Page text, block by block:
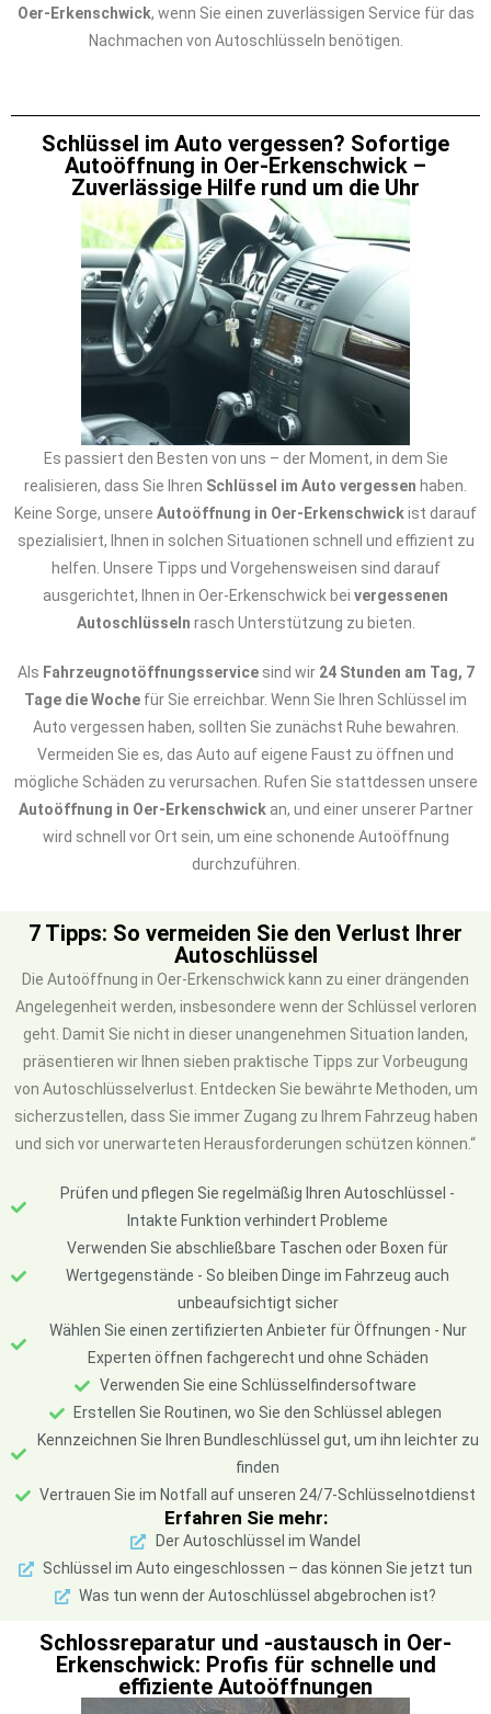
Oer-Erkenschwick, wenn Sie einen zuverlässigen Service für das
Nachmachen von Autoschlüsseln benötigen.
Schlüssel im Auto vergessen? Sofortige
Autoöffnung in Oer-Erkenschwick –
Zuverlässige Hilfe rund um die Uhr
Es passiert den Besten von uns – der Moment, in dem Sie
realisieren, dass Sie Ihren Schlüssel im Auto vergessen haben.
Keine Sorge, unsere Autoöffnung in Oer-Erkenschwickist darauf
spezialisiert, Ihnen in solchen Situationen schnell und effizient zu
helfen. Unsere Tipps und Vorgehensweisen sind darauf
ausgerichtet, Ihnen in Oer-Erkenschwick bei vergessenen
Autoschlüsseln rasch Unterstützung zu bieten.
Als Fahrzeugnotöffnungsservicesind wir 24 Stunden am Tag, 7
Tage die Woche für Sie erreichbar. Wenn Sie Ihren Schlüssel im
Auto vergessen haben, sollten Sie zunächst Ruhe bewahren.
Vermeiden Sie es, das Auto auf eigene Faust zu öffnen und
mögliche Schäden zu verursachen. Rufen Sie stattdessen unsere
Autoöffnung in Oer-Erkenschwickan, und einer unserer Partner
wird schnell vor Ort sein, um eine schonende Autoöffnung
durchzuführen.
7 Tipps: So vermeiden Sie den Verlust Ihrer
Autoschlüssel
Die Autoöffnung in Oer-Erkenschwick kann zu einer drängenden
Angelegenheit werden, insbesondere wenn der Schlüssel verloren
geht. Damit Sie nicht in dieser unangenehmen Situation landen,
präsentieren wir Ihnen sieben praktische Tipps zur Vorbeugung
von Autoschlüsselverlust. Entdecken Sie bewährte Methoden, um
sicherzustellen, dass Sie immer Zugang zu Ihrem Fahrzeug haben
und sich vor unerwarteten Herausforderungen schützen können.“
Prüfen und pflegen Sie regelmäßig Ihren Autoschlüssel -
Intakte Funktion verhindert Probleme
Verwenden Sie abschließbare Taschen oder Boxen für
Wertgegenstände - So bleiben Dinge im Fahrzeug auch
unbeaufsichtigt sicher
Wählen Sie einen zertifizierten Anbieter für Öffnungen - Nur
Experten öffnen fachgerecht und ohne Schäden
Verwenden Sie eine Schlüsselfindersoftware
Erstellen Sie Routinen, wo Sie den Schlüssel ablegen
Kennzeichnen Sie Ihren Bundleschlüssel gut, um ihn leichter zu
finden
Vertrauen Sie im Notfall auf unseren 24/7-Schlüsselnotdienst
Erfahren Sie mehr:
Der Autoschlüssel im Wandel
Schlüssel im Auto eingeschlossen – das können Sie jetzt tun
Was tun wenn der Autoschlüssel abgebrochen ist?
Schlossreparatur und -austausch in Oer-
Erkenschwick: Profis für schnelle und
effiziente Autoöffnungen